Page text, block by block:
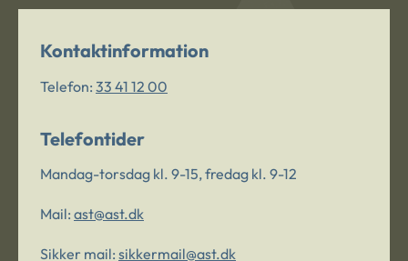
Kontaktinformation
Telefon: 33 41 12 00
Telefontider
Mandag-torsdag kl. 9-15, fredag kl. 9-12
Mail: ast@ast.dk
Sikker mail: sikkermail@ast.dk